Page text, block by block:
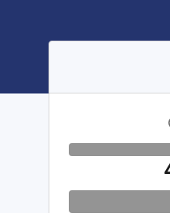
افتح مربع حوار الترخيص